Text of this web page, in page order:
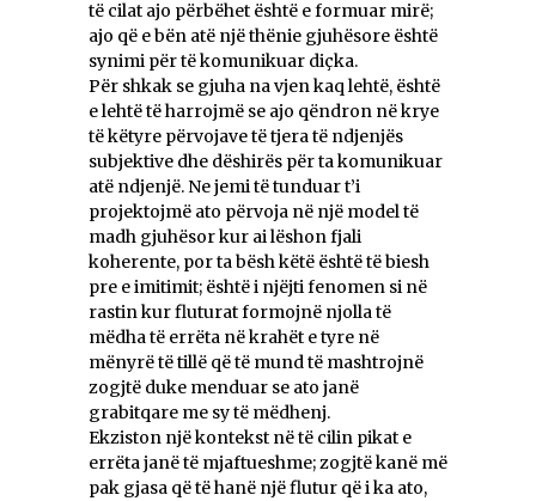
të cilat ajo përbëhet është e formuar mirë;
ajo që e bën atë një thënie gjuhësore është
synimi për të komunikuar diçka.
Për shkak se gjuha na vjen kaq lehtë, është
e lehtë të harrojmë se ajo qëndron në krye
të këtyre përvojave të tjera të ndjenjës
subjektive dhe dëshirës për ta komunikuar
atë ndjenjë. Ne jemi të tunduar t’i
projektojmë ato përvoja në një model të
madh gjuhësor kur ai lëshon fjali
koherente, por ta bësh këtë është të biesh
pre e imitimit; është i njëjti fenomen si në
rastin kur fluturat formojnë njolla të
mëdha të errëta në krahët e tyre në
mënyrë të tillë që të mund të mashtrojnë
zogjtë duke menduar se ato janë
grabitqare me sy të mëdhenj.
Ekziston një kontekst në të cilin pikat e
errëta janë të mjaftueshme; zogjtë kanë më
pak gjasa që të hanë një flutur që i ka ato,